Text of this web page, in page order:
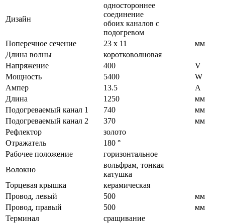
Дизайн
одностороннее
соединение
обоих каналов с
подогревом
Поперечное сечение
23 х 11
мм
Длина волны
коротковолновая
Напряжение
400
V
Мощность
5400
W
Ампер
13.5
A
Длина
1250
мм
Подогреваемый канал 1
740
мм
Подогреваемый канал 2
370
мм
Рефлектор
золото
Отражатель
180 °
Рабочее положение
горизонтальное
Волокно
вольфрам, тонкая
катушка
Торцевая крышка
керамическая
Провод, левый
500
мм
Провод, правый
500
мм
Терминал
сращивание